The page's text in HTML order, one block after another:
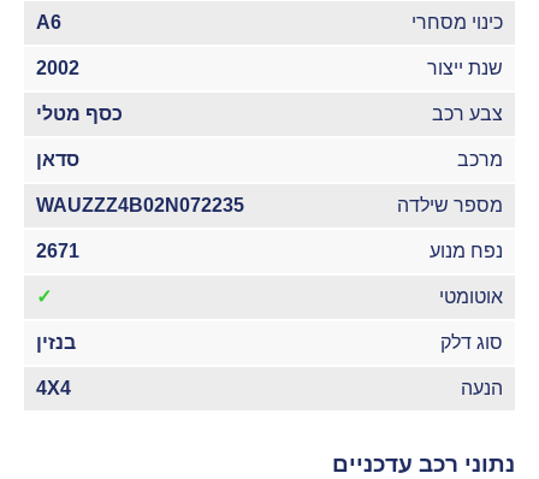
כינוי מסחרי A6
שנת ייצור 2002
צבע רכב כסף מטלי
מרכב סדאן
מספר שילדה WAUZZZ4B02N072235
נפח מנוע 2671
אוטומטי ✓
סוג דלק בנזין
הנעה 4X4
נתוני רכב עדכניים